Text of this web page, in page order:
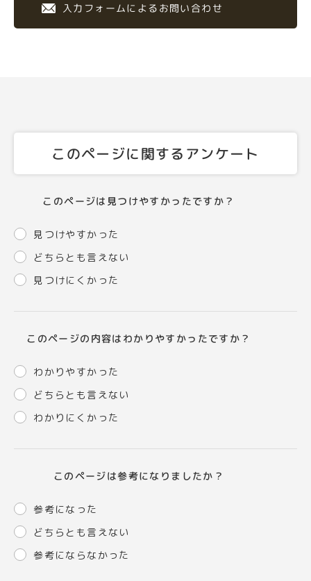
入力フォームによるお問い合わせ
このページに関するアンケート
このページは見つけやすかったですか？
見つけやすかった
どちらとも言えない
見つけにくかった
このページの内容はわかりやすかったですか？
わかりやすかった
どちらとも言えない
わかりにくかった
このページは参考になりましたか？
参考になった
どちらとも言えない
参考にならなかった